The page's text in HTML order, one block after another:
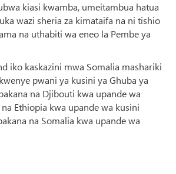
kiasi kwamba, umeitambua hatua
wazi sheria za kimataifa na ni tishio
na uthabiti wa eneo la Pembe ya
iko kaskazini mwa Somalia mashariki
pwani ya kusini ya Ghuba ya
na Djibouti kwa upande wa
Ethiopia kwa upande wa kusini
na Somalia kwa upande wa